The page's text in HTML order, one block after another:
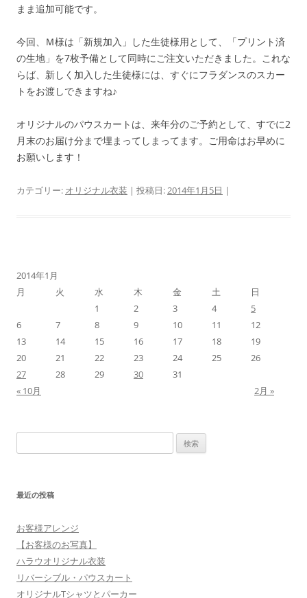
まま追加可能です。
今回、Ｍ様は「新規加入」した生徒様用として、「プリント済
の生地」を7枚予備として同時にご注文いただきました。これな
らば、新しく加入した生徒様には、すぐにフラダンスのスカー
トをお渡しできますね♪
オリジナルのパウスカートは、来年分のご予約として、すでに2
月末のお届け分まで埋まってしまってます。ご用命はお早めに
お願いします！
カテゴリー: オリジナル衣装 | 投稿日:2014年1月5日 |
2014年1月
月
火 水 木 金 土
日
1
2 3 4
5
6
7 8 9 10 11
12
13
14 15 16 17 18
19
20
21 22 23 24 25
26
27
28 29 30
31
« 10月
2月 »
索:
最近の投稿
お客様アレンジ
【お客様のお写真】
ハラウオリジナル衣装
リバーシブル・パウスカート
オリジナルTシャツとパーカー